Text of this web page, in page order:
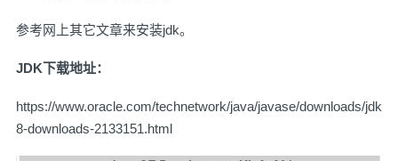
参考网上其它文章来安装jdk。
JDK下载地址：
https://www.oracle.com/technetwork/java/javase/downloads/jdk
8-downloads-2133151.html